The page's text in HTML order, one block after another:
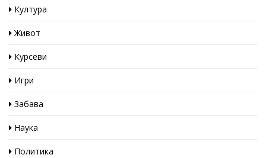
Култура
Живот
Курсеви
Игри
Забава
Наука
Политика